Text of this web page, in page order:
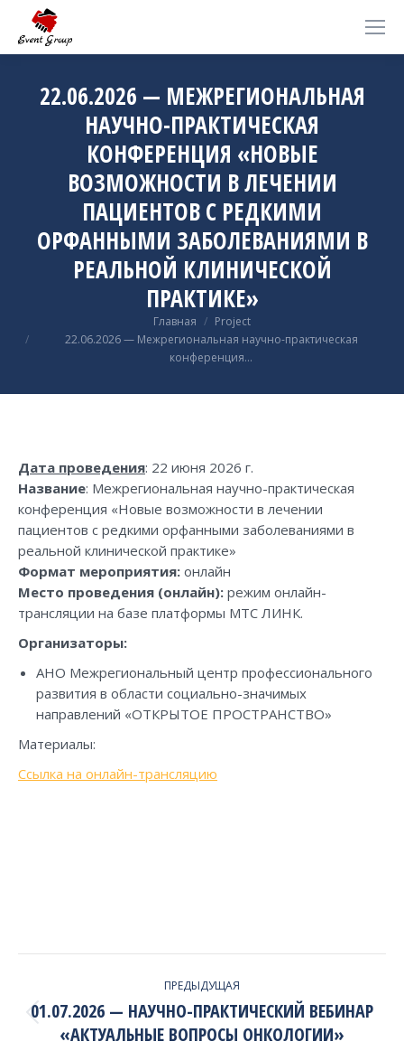
22.06.2026 — МЕЖРЕГИОНАЛЬНАЯ
НАУЧНО-ПРАКТИЧЕСКАЯ
КОНФЕРЕНЦИЯ «НОВЫЕ
ВОЗМОЖНОСТИ В ЛЕЧЕНИИ
ПАЦИЕНТОВ С РЕДКИМИ
ОРФАННЫМИ ЗАБОЛЕВАНИЯМИ В
РЕАЛЬНОЙ КЛИНИЧЕСКОЙ
ПРАКТИКЕ»
Главная
Project
22.06.2026 — Межрегиональная научно-практическая
конференция…
Дата проведения: 22 июня 2026 г.
Название: Межрегиональная научно-практическая
конференция «Новые возможности в лечении
пациентов с редкими орфанными заболеваниями в
реальной клинической практике»
Формат мероприятия: онлайн
Место проведения (онлайн): режим онлайн-
трансляции на базе платформы МТС ЛИНК.
Организаторы:
АНО Межрегиональный центр профессионального
развития в области социально-значимых
направлений «ОТКРЫТОЕ ПРОСТРАНСТВО»
Материалы:
Ссылка на онлайн-трансляцию
NAVIGATION
ПРЕДЫДУЩАЯ
Previous
project:
01.07.2026 — НАУЧНО-ПРАКТИЧЕСКИЙ ВЕБИНАР
«АКТУАЛЬНЫЕ ВОПРОСЫ ОНКОЛОГИИ»